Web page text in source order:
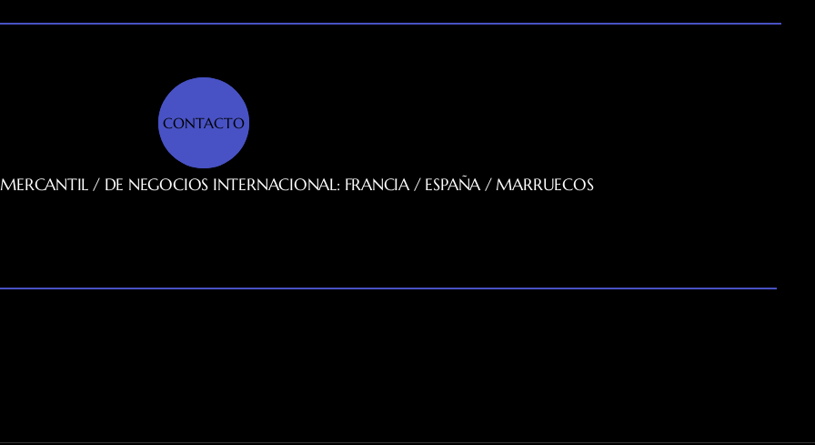
CONTACTO
/ DE NEGOCIOS INTERNACIONAL: FRANCIA / ESPAÑA / MARRUECOS